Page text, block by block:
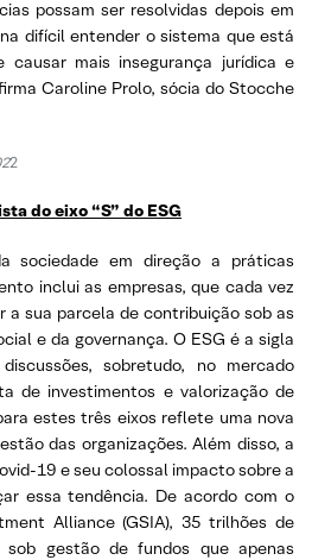
possam ser resolvidas depois em
difícil entender o sistema que está
causar mais insegurança jurídica e
Caroline Prolo, sócia do Stocche
2
do eixo “S” do ESG
sociedade em direção a práticas
inclui as empresas, que cada vez
a sua parcela de contribuição sob as
e da governança. O ESG é a sigla
sobretudo, no mercado
de investimentos e valorização de
estes três eixos reflete uma nova
das organizações. Além disso, a
19 e seu colossal impacto sobre a
essa tendência. De acordo com o
Alliance (GSIA), 35 trilhões de
gestão de fundos que apenas